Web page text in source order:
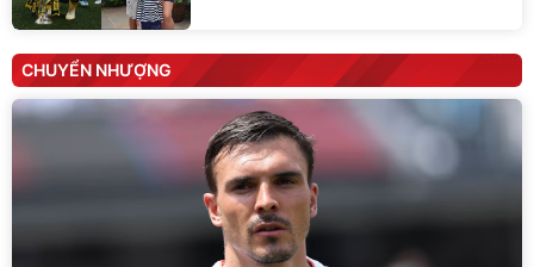
CHUYỂN NHƯỢNG